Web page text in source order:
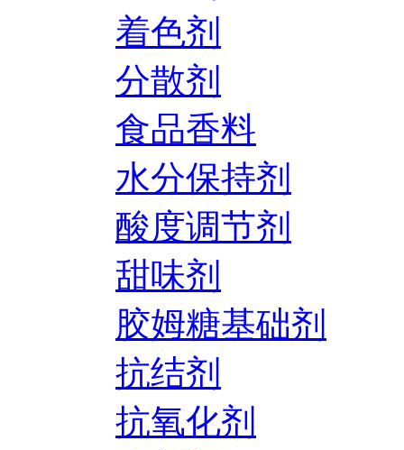
着色剂
分散剂
食品香料
水分保持剂
酸度调节剂
甜味剂
胶姆糖基础剂
抗结剂
抗氧化剂